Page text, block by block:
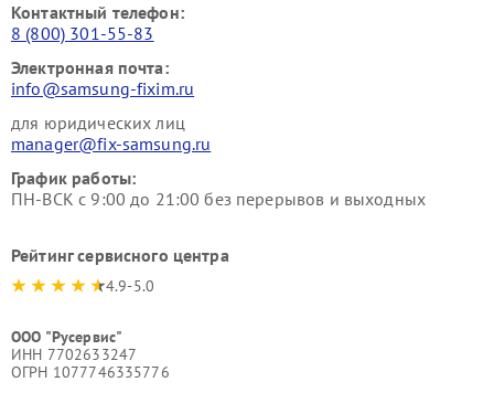
Контактный телефон:
8 (800) 301-55-83
Электронная почта:
info@samsung-fixim.ru
для юридических лиц
manager@fix-samsung.ru
График работы:
ПН-ВСК с 9:00 до 21:00 без перерывов и выходных
Рейтинг сервисного центра
4.9-5.0
ООО "Русервис"
ИНН 7702633247
ОГРН 1077746335776